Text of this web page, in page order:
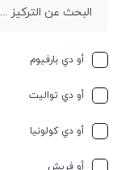
أو دي بارفيوم
أو دي تواليت
أو دي كولونيا
أو فريش